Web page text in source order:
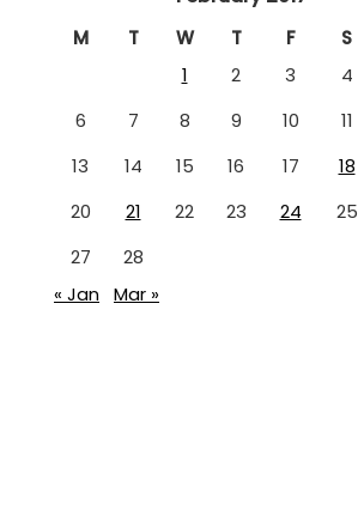
M T W T F S
1
2 3 4
6
7 8 9 10 11
13
14 15 16 17 18
20
21 22 23 24 25
27
28
« Jan Mar »